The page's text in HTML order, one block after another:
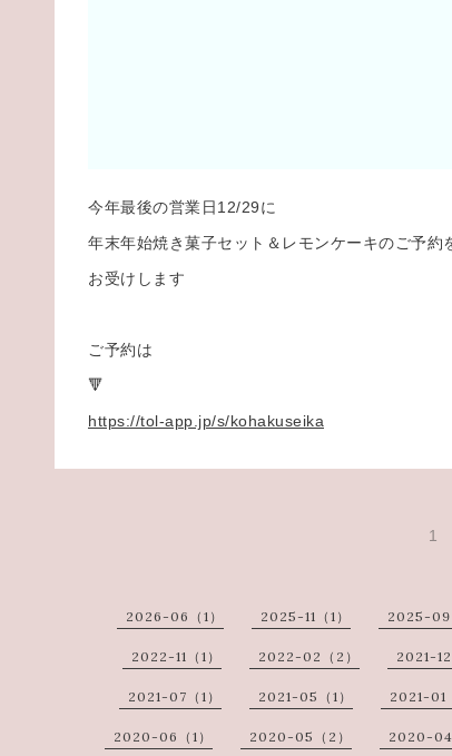
今年最後の営業日12/29に
年末年始焼き菓子セット＆レモンケーキのご予約
お受けします
ご予約は
🔻
https://tol-app.jp/s/kohakuseika
1
2026-06（1） 2025-11（1） 2025-09
2022-11（1） 2022-02（2） 2021-12
2021-07（1） 2021-05（1） 2021-01
2020-06（1） 2020-05（2） 2020-04